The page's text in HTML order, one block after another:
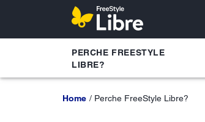
PERCHE FREESTYLE
LIBRE?
Home Perche FreeStyle Libre?